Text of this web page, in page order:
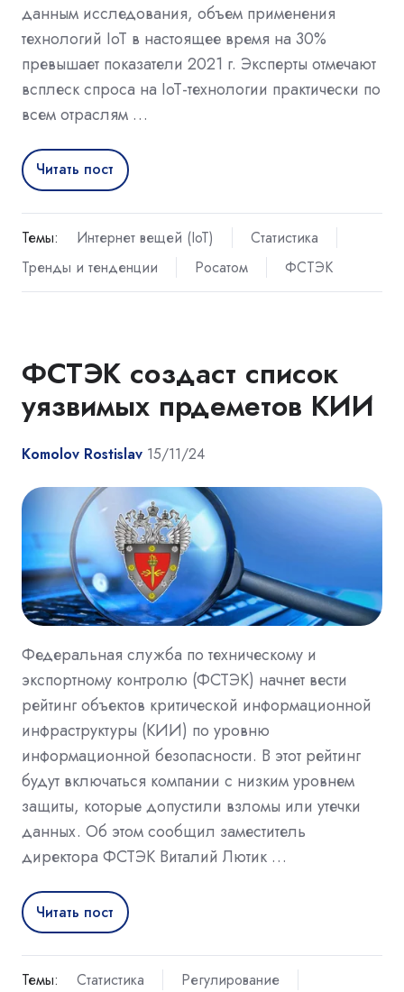
данным исследования, объем применения
технологий IoT в настоящее время на 30%
превышает показатели 2021 г. Эксперты отмечают
всплеск спроса на IoT-технологии практически по
всем отраслям …
Читать пост
Темы: Интернет вещей (IoT)
Статистика
Тренды и тенденции
Росатом ФСТЭК
ФСТЭК создаст список
уязвимых прдеметов КИИ
Komolov Rostislav 15/11/24
Федеральная служба по техническому и
экспортному контролю (ФСТЭК) начнет вести
рейтинг объектов критической информационной
инфраструктуры (КИИ) по уровню
информационной безопасности. В этот рейтинг
будут включаться компании с низким уровнем
защиты, которые допустили взломы или утечки
данных. Об этом сообщил заместитель
директора ФСТЭК Виталий Лютик …
Читать пост
Темы: Статистика
Регулирование